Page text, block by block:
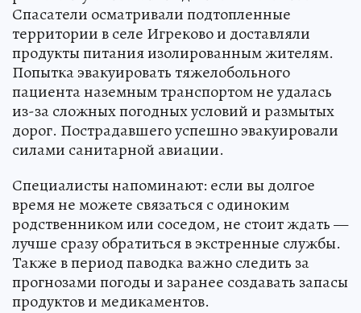
Спасатели осматривали подтопленные
территории в селе Игреково и доставляли
продукты питания изолированным жителям.
Попытка эвакуировать тяжелобольного
пациента наземным транспортом не удалась
из-за сложных погодных условий и размытых
дорог. Пострадавшего успешно эвакуировали
силами санитарной авиации.
Специалисты напоминают: если вы долгое
время не можете связаться с одиноким
родственником или соседом, не стоит ждать —
лучше сразу обратиться в экстренные службы.
Также в период паводка важно следить за
прогнозами погоды и заранее создавать запасы
продуктов и медикаментов.